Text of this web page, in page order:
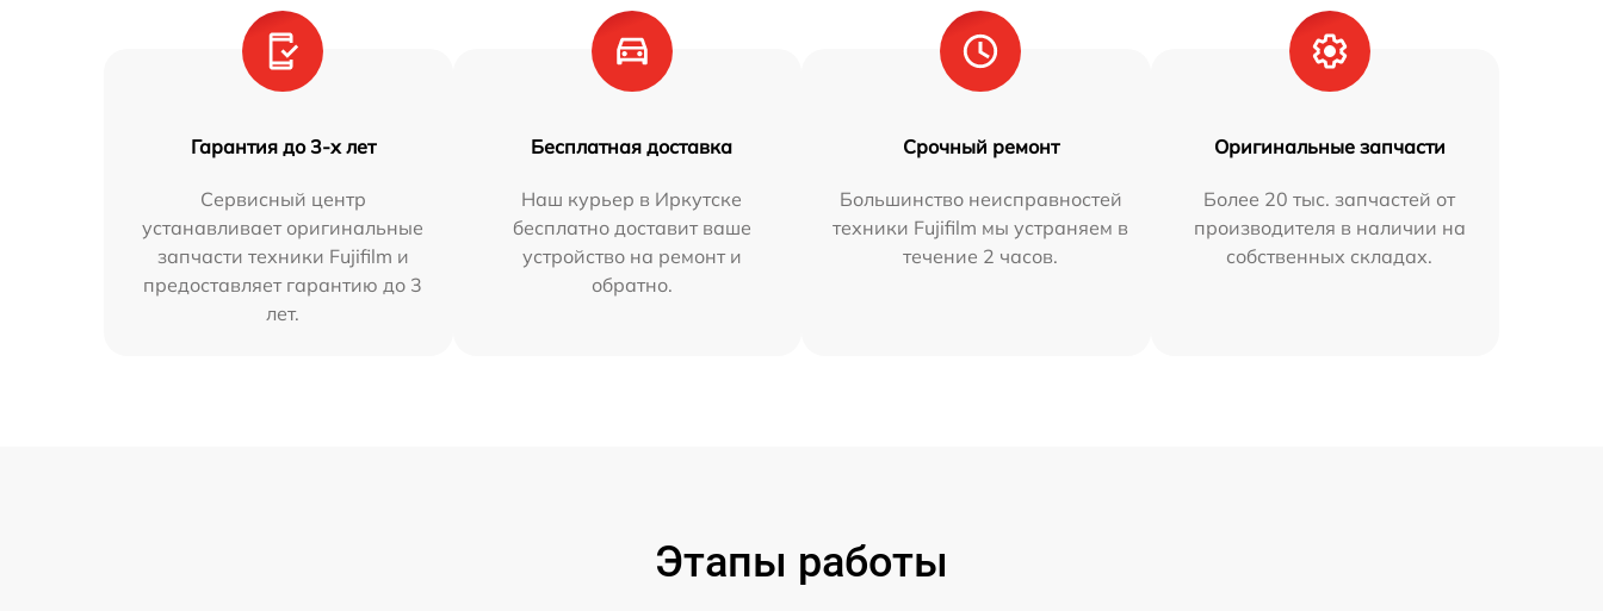
Гарантия до 3-х лет
Сервисный центр
устанавливает оригинальные
запчасти техники Fujifilm и
предоставляет гарантию до 3
лет.
Бесплатная доставка
Наш курьер в Иркутске
бесплатно доставит ваше
устройство на ремонт и
обратно.
Срочный ремонт
Большинство неисправностей
техники Fujifilm мы устраняем в
течение 2 часов.
Оригинальные запчасти
Более 20 тыс. запчастей от
производителя в наличии на
собственных складах.
Этапы работы